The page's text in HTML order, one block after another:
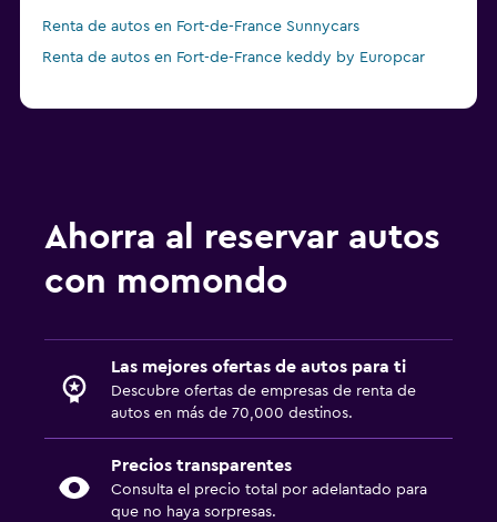
Renta de autos en Fort-de-France Sunnycars
Renta de autos en Fort-de-France keddy by Europcar
Ahorra al reservar autos
con momondo
Las mejores ofertas de autos para ti
Descubre ofertas de empresas de renta de
autos en más de 70,000 destinos.
Precios transparentes
Consulta el precio total por adelantado para
que no haya sorpresas.